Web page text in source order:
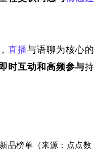
直播与语聊为核心的
时互动和高频参与持
新品榜单（来源：点点数